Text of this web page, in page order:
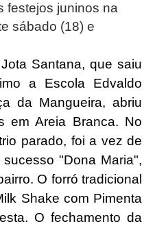
festejos juninos na
sábado (18) e
Santana, que saiu
a Escola Edvaldo
da Mangueira, abriu
em Areia Branca. No
parado, foi a vez de
"Dona Maria",
O forró tradicional
Shake com Pimenta
O fechamento da